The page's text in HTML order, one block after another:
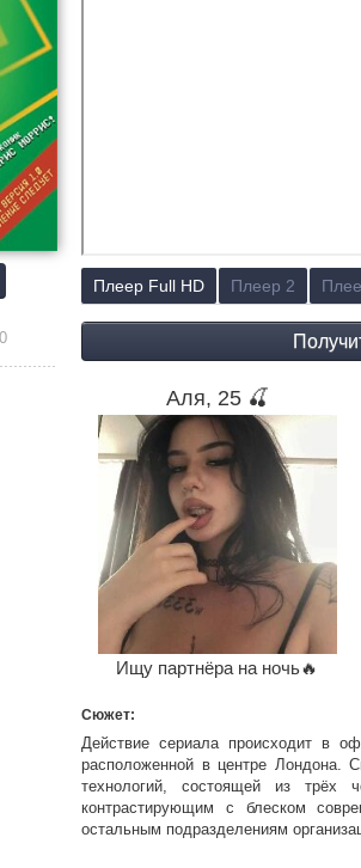
Плеер Full HD Плеер 2
Аля, 25 🍒
Ищу партнёра на ночь🔥
Сюжет:
Действие сериала происходит в
расположенной в центре Лондона.
технологий, состоящей из трёх
контрастирующим с блеском
остальным подразделениям